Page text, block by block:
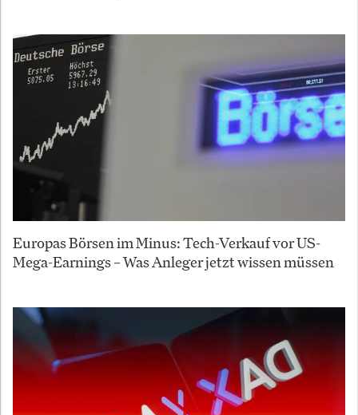
Europas Börsen im Minus: Tech-Verkauf vor US-
Mega-Earnings – Was Anleger jetzt wissen müssen